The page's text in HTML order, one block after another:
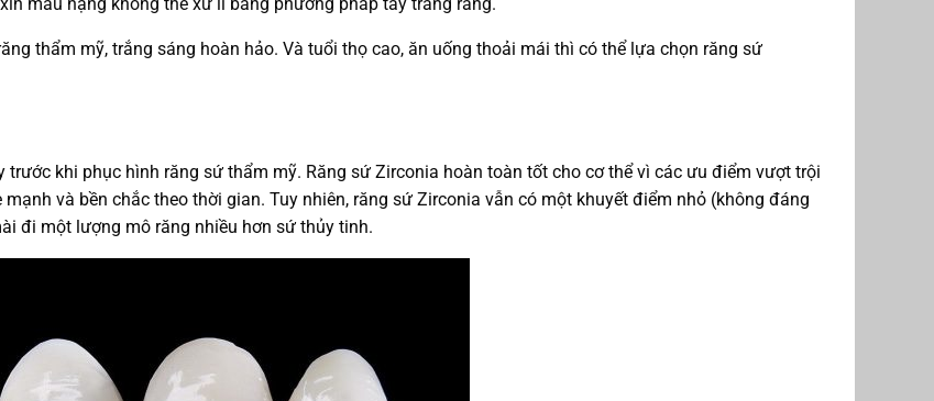
thẩm mỹ, trắng sáng hoàn hảo. Và tuổi thọ cao, ăn uống thoải mái thì có thể lựa chọn răng sứ
khi phục hình răng sứ thẩm mỹ. Răng sứ Zirconia hoàn toàn tốt cho cơ thể vì các ưu điểm vượt trội
và bền chắc theo thời gian. Tuy nhiên, răng sứ Zirconia vẫn có một khuyết điểm nhỏ (không đáng
đi một lượng mô răng nhiều hơn sứ thủy tinh.